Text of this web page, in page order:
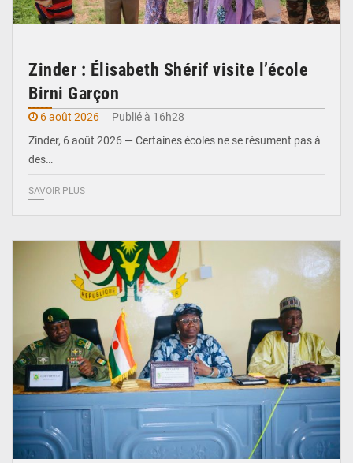
Zinder : Élisabeth Shérif visite l’école
Birni Garçon
6 août 2026
Publié à 16h28
Zinder, 6 août 2026 — Certaines écoles ne se résument pas à
des…
SAVOIR PLUS